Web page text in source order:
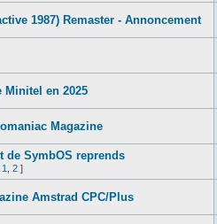
1987) Remaster - Annoncement
Minitel en 2025
Magazine
de SymbOS reprends
1 2 ]
Amstrad CPC/Plus